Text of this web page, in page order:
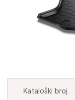
Kataloški broj